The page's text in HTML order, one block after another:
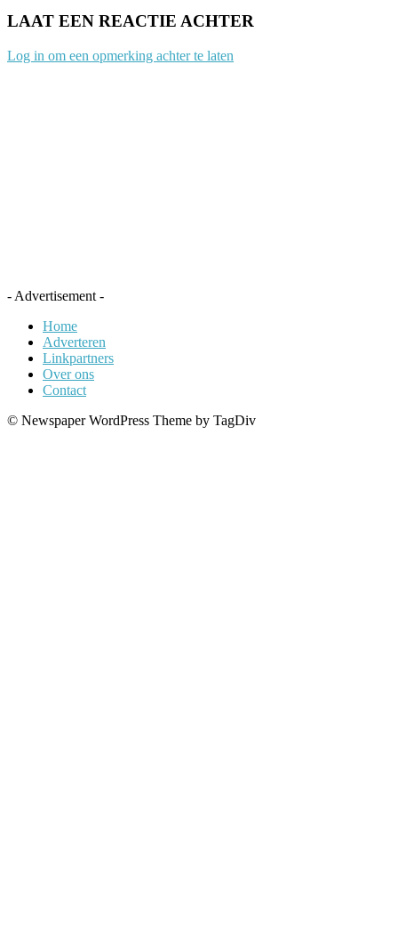
LAAT EEN REACTIE ACHTER
Log in om een opmerking achter te laten
- Advertisement -
Home
Adverteren
Linkpartners
Over ons
Contact
© Newspaper WordPress Theme by TagDiv